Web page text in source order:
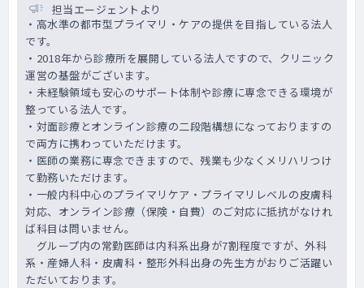
担当エージェントより
・高水準の都市型プライマリ・ケアの提供を目指している法人
です。
・2018年から診療所を展開している法人ですので、クリニック
運営の基盤がございます。
・未経験領域も安心のサポート体制や診療に専念できる環境が
整っている法人です。
・対面診療とオンライン診療の二段階構想になっておりますの
で両方に携わっていただけます。
・医師の業務に専念できますので、残業も少なくメリハリつけ
て勤務いただけます。
・一般内科中心のプライマリケア・プライマリレベルの皮膚科
対応、オンライン診療（保険・自費）のご対応に抵抗がなけれ
ば科目は問いません。
グループ内の常勤医師は内科系出身が7割程度ですが、外科
系・産婦人科・皮膚科・整形外科出身の先生方がおりご活躍い
ただいております。